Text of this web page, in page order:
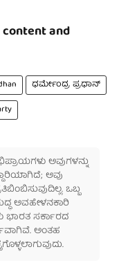
and
ಧರ್ಮೇಂದ್ರ ಪ್ರಧಾನ್
ಅವುಗಳನ್ನು
ಅವು
ಒಬ್ಬ
ಅವಹೇಳನಕಾರಿ
ಭಾರತ ಸರ್ಕಾರದ
ಅಂತಹ